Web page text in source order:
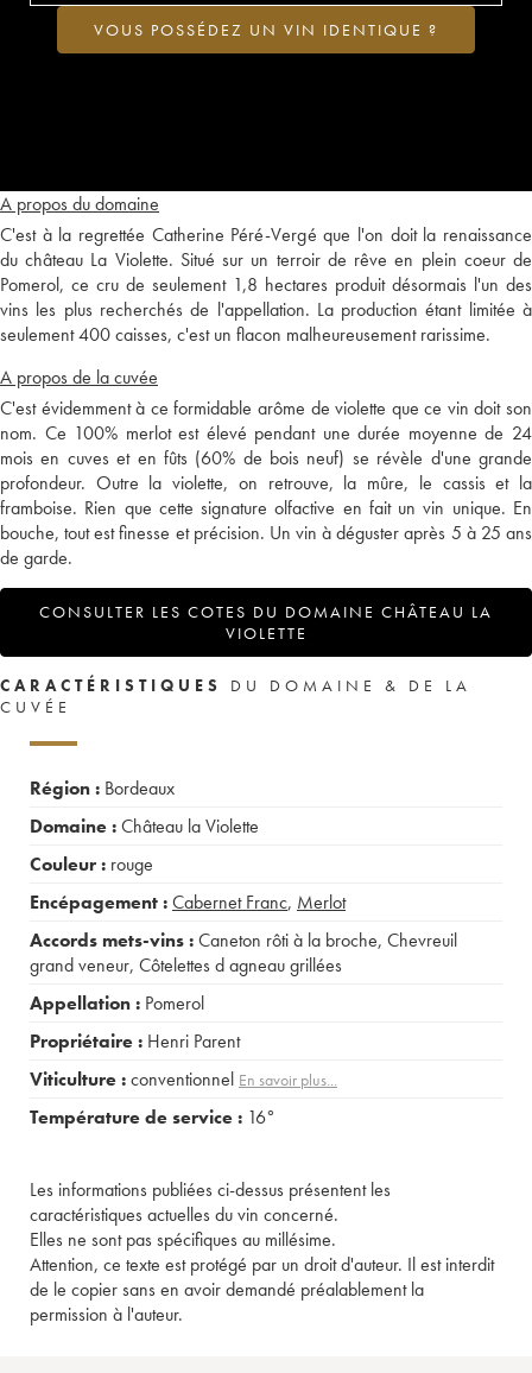
A propos du domaine
C'est à la regrettée Catherine Péré-Vergé que l'on doit la renaissance
du château La Violette. Situé sur un terroir de rêve en plein coeur de
Pomerol, ce cru de seulement 1,8 hectares produit désormais l'un des
vins les plus recherchés de l'appellation. La production étant limitée à
seulement 400 caisses, c'est un flacon malheureusement rarissime.
A propos de la cuvée
C'est évidemment à ce formidable arôme de violette que ce vin doit son
nom. Ce 100% merlot est élevé pendant une durée moyenne de 24
mois en cuves et en fûts (60% de bois neuf) se révèle d'une grande
profondeur. Outre la violette, on retrouve, la mûre, le cassis et la
framboise. Rien que cette signature olfactive en fait un vin unique. En
bouche, tout est finesse et précision. Un vin à déguster après 5 à 25 ans
de garde.
CONSULTER LES COTES DU DOMAINE CHÂTEAU LA
VIOLETTE
VOUS POSSÉDEZ UN VIN IDENTIQUE ?
CARACTÉRISTIQUES
DU DOMAINE & DE LA
CUVÉE
Région : Bordeaux
Domaine :Château la Violette
Couleur : rouge
Encépagement :Cabernet Franc, Merlot
Accords mets-vins :Caneton rôti à la broche, Chevreuil
grand veneur, Côtelettes d agneau grillées
Appellation : Pomerol
Propriétaire : Henri Parent
Viticulture :conventionnel En savoir plus...
Température de service : 16°
Les informations publiées ci-dessus présentent les
caractéristiques actuelles du vin concerné.
Elles ne sont pas spécifiques au millésime.
Attention, ce texte est protégé par un droit d'auteur. Il est interdit
de le copier sans en avoir demandé préalablement la
permission à l'auteur.